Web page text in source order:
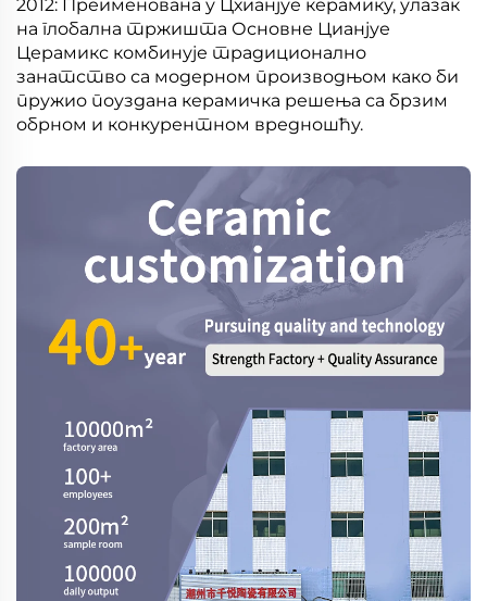
2012: Преименована у Цхианјуе керамику, улазак
на глобална тржишта Основне Цианјуе
Церамикс комбинује традиционално
занатство са модерном производњом како би
пружио поуздана керамичка решења са брзим
обрном и конкурентном вредношћу.